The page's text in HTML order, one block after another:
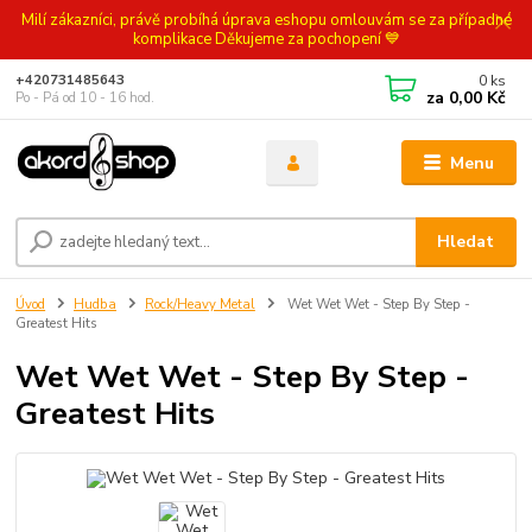
Milí zákazníci, právě probíhá úprava eshopu omlouvám se za případné
komplikace Děkujeme za pochopení 💙
Menu
Hledat
+420731485643
Po - Pá od 10 - 16 hod.
0 ks
za 0,00 Kč
Úvod Hudba Rock/Heavy Metal
Wet Wet Wet - Step By Step -
Greatest Hits
Wet Wet Wet - Step By Step -
Greatest Hits